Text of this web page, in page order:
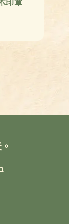
印章